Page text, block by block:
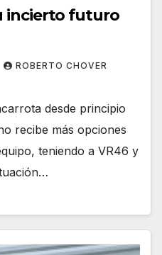
incierto futuro
ROBERTO CHOVER
desde principio
recibe más opciones
teniendo a VR46 y